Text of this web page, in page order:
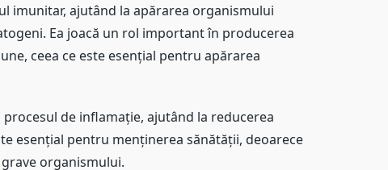
imunitar, ajutând la apărarea organismului
Ea joacă un rol important în producerea
ceea ce este esențial pentru apărarea
de inflamație, ajutând la reducerea
esențial pentru menținerea sănătății, deoarece
organismului.